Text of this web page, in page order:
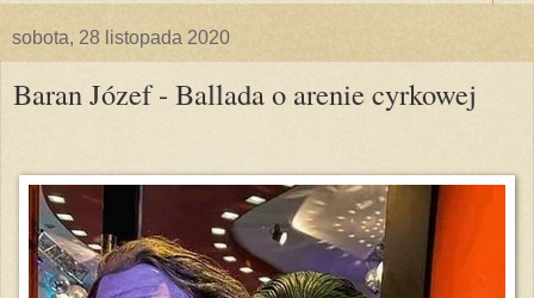
sobota, 28 listopada 2020
Baran Józef - Ballada o arenie cyrkowej